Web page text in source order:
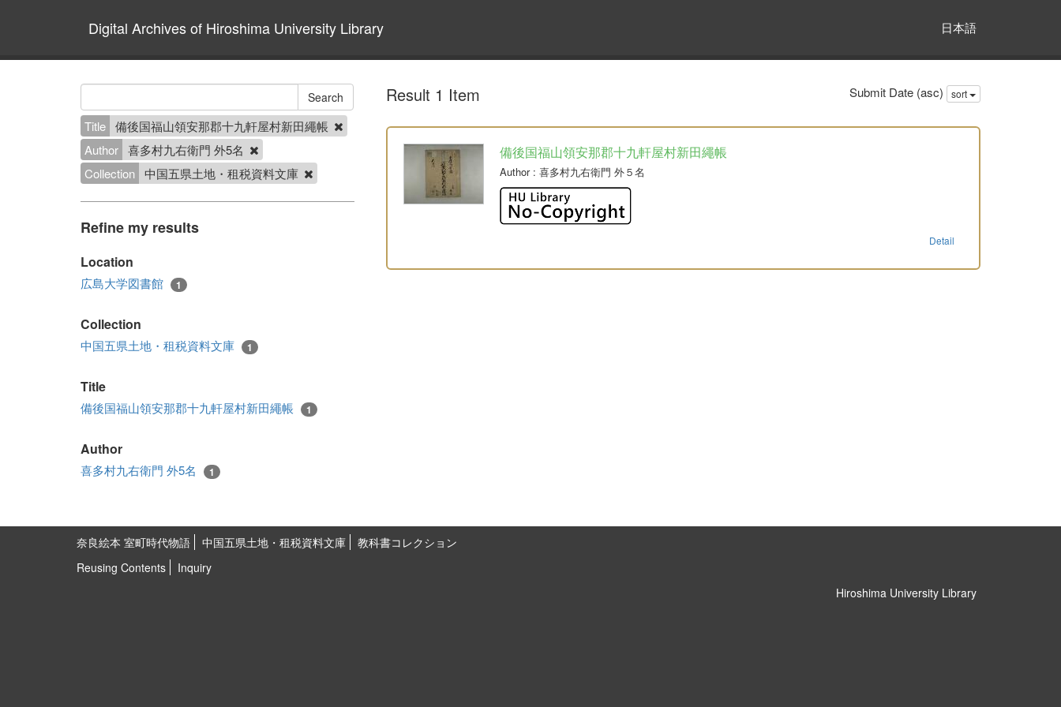
Digital Archives of Hiroshima University Library 日本語
Title 備後国福山領安那郡十九軒屋村新田繩帳
Author 喜多村九右衛門 外5名
Collection 中国五県土地・租税資料文庫
Refine my results
Location
広島大学図書館 1
Collection
中国五県土地・租税資料文庫 1
Title
備後国福山領安那郡十九軒屋村新田繩帳 1
Author
喜多村九右衛門 外5名 1
Result 1 Item Submit Date (asc) sort
備後国福山領安那郡十九軒屋村新田繩帳
Author: 喜多村九右衛門 外５名
Detail
奈良絵本 室町時代物語 中国五県土地・租税資料文庫
教科書コレクション
Reusing Contents
Inquiry
Hiroshima University Library